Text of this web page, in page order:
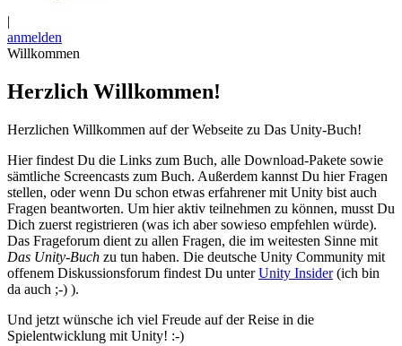
|
anmelden
Willkommen
Herzlich Willkommen!
Herzlichen Willkommen auf der Webseite zu Das Unity-Buch!
Hier findest Du die Links zum Buch, alle Download-Pakete sowie
sämtliche Screencasts zum Buch. Außerdem kannst Du hier Fragen
stellen, oder wenn Du schon etwas erfahrener mit Unity bist auch
Fragen beantworten. Um hier aktiv teilnehmen zu können, musst Du
Dich zuerst registrieren (was ich aber sowieso empfehlen würde).
Das Frageforum dient zu allen Fragen, die im weitesten Sinne mit
Das Unity-Buch zu tun haben. Die deutsche Unity Community mit
offenem Diskussionsforum findest Du unterUnity Insider(ich bin
da auch ;-) ).
Und jetzt wünsche ich viel Freude auf der Reise in die
Spielentwicklung mit Unity! :-)